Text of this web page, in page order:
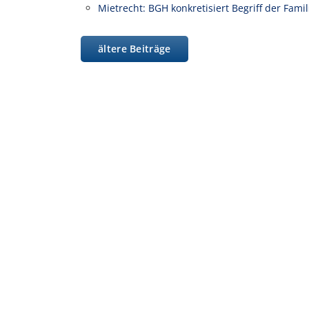
Mietrecht: BGH konkretisiert Begriff der
ältere Beiträge